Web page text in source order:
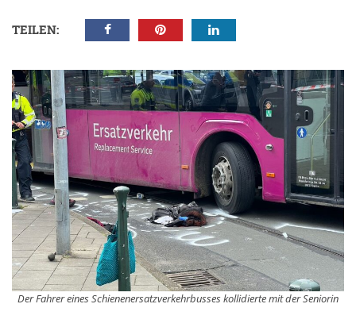
TEILEN:
Der Fahrer eines Schienenersatzverkehrbusses kollidierte mit der Seniorin